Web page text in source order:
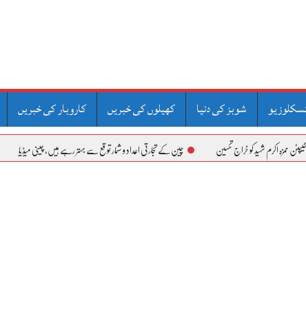
شوبز کی دنیا کھیلوں کی خبریں کاروبار کی خبریں
چین کے تجارتی اعداد و شمار توقع سے بہتر رہے ہیں، چینی میڈیا 2047ء کا پاکستان ذہین نوجوانوں کے ہاتھوں میں ہوگا ،گورنرسندھ